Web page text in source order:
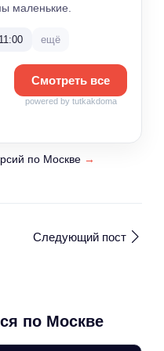
маленькие.
ещё
Смотреть все
powered by tutkakdoma
по Москве →
Следующий пост
по Москве